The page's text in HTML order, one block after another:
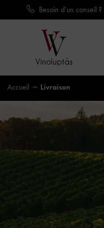
Besoin d’un conseil ?
Accueil Livraison